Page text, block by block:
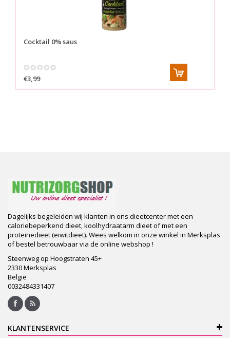
Cocktail 0% saus
€3,99
Dagelijks begeleiden wij klanten in ons dieetcenter met een
caloriebeperkend dieet, koolhydraatarm dieet of met een
proteinedieet (eiwitdieet). Wees welkom in onze winkel in Merksplas
of bestel betrouwbaar via de online webshop !
Steenweg op Hoogstraten 45+
2330 Merksplas
België
0032484331407
KLANTENSERVICE